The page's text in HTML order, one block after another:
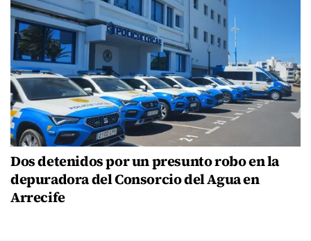
Dos detenidos por un presunto robo en la
depuradora del Consorcio del Agua en
Arrecife